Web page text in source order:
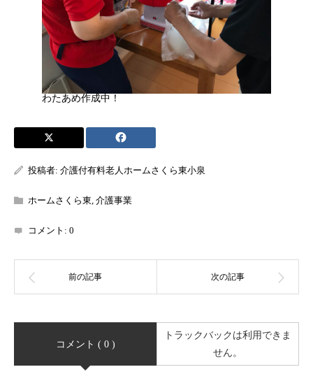
わたあめ作成中！
投稿者: 介護付有料老人ホームさくら東小泉
ホームさくら東, 介護事業
コメント: 0
コメント ( 0 )
トラックバックは利用できま
せん。